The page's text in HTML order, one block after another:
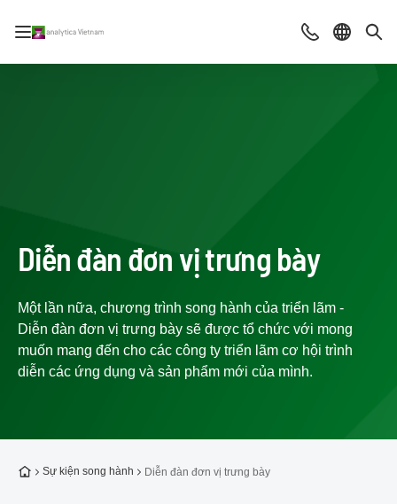
Mở/đóng điều hướng ContactChọn
Diễn đàn đơn vị trưng bày
Một lần nữa, chương trình song hành của triển lãm -
Diễn đàn đơn vị trưng bày sẽ được tổ chức với mong
muốn mang đến cho các công ty triển lãm cơ hội trình
diễn các ứng dụng và sản phẩm mới của mình.
Về trang chủ
Sự kiện song hành Diễn đàn đơn vị trưng bày